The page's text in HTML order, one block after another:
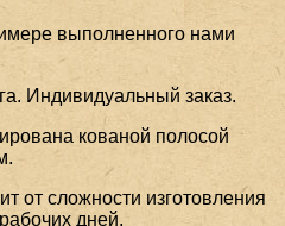
выполненного нами
Индивидуальный заказ.
кованой полосой
от сложности изготовления
дней.